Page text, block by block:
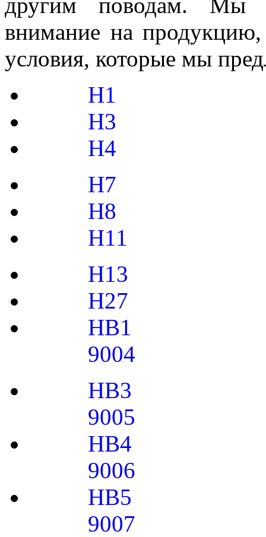
внимание на
условия, которые мы
H1
H3
H4
H7
H8
H11
H13
H27
HB1
9004
HB3
9005
HB4
9006
HB5
9007